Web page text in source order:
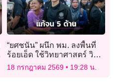
“ยศชนัน” ผนึก พม. ลงพื้นที่
ร้อยเอ็ด ใช้วิทยาศาสตร์ วิจัย
และนวัตกรรม พาคนจนพ้น
ความยากจนสำเร็จ
18 กรกฎาคม 2569 19:28 น.